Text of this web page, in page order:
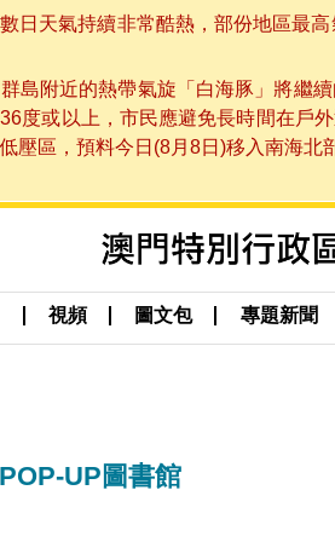
日天氣持續非常酷熱，部份地區最
島附近的熱帶氣旋「白海豚」將繼
度或以上，市民應避免長時間在戶
壓區，預料今日(8月8日)移入南海
視頻 圖文包 專題新聞
UP圖書館